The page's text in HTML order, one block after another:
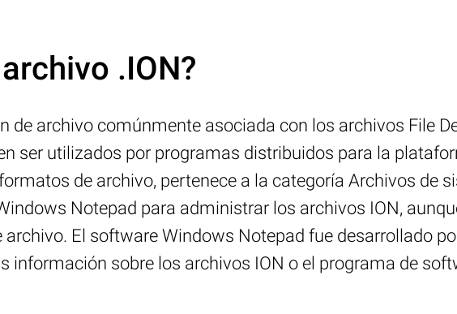
.ION?
de archivo comúnmente asociada con los archivos File
ser utilizados por programas distribuidos para la
de archivo, pertenece a la categoría Archivos de
Notepad para administrar los archivos ION,
archivo. El software Windows Notepad fue desarrollado
información sobre los archivos ION o el programa de